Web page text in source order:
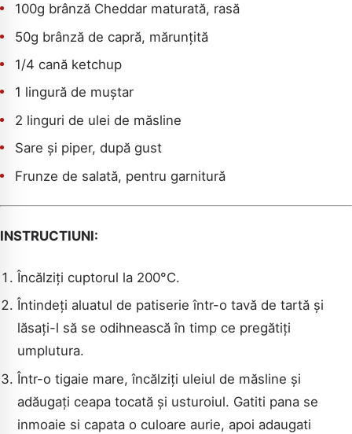
100g brânză Cheddar maturată, rasă
50g brânză de capră, mărunțită
1/4 cană ketchup
1 lingură de muștar
2 linguri de ulei de măsline
Sare și piper, după gust
Frunze de salată, pentru garnitură
INSTRUCTIUNI:
Încălziți cuptorul la 200°C.
Întindeți aluatul de patiserie într-o tavă de tartă și
lăsați-l să se odihnească în timp ce pregătiți
umplutura.
Într-o tigaie mare, încălziți uleiul de măsline și
adăugați ceapa tocată și usturoiul. Gatiti pana se
inmoaie si capata o culoare aurie, apoi adaugati